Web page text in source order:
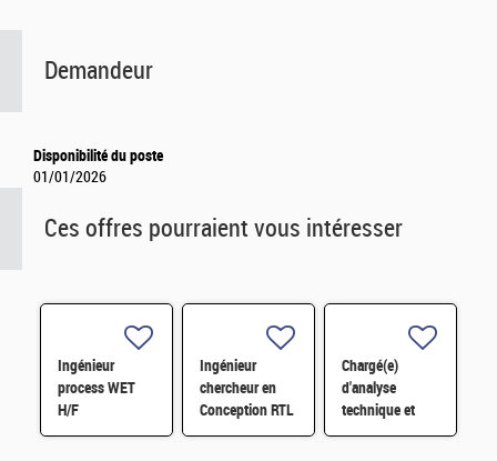
Demandeur
Disponibilité du poste
01/01/2026
Ces offres pourraient vous intéresser
Ingénieur
process WET
H/F
Ingénieur
chercheur en
Conception RTL
Sénior H/F
Chargé(e)
d'analyse
technique et
financière des